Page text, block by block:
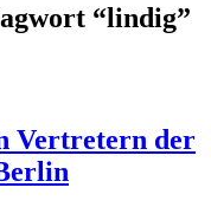
“lindig”
Vertretern der